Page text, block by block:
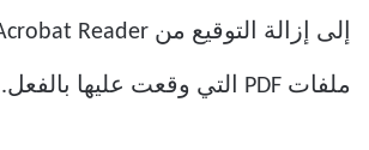
ملفات PDF التي وقعت عليها بالفعل.